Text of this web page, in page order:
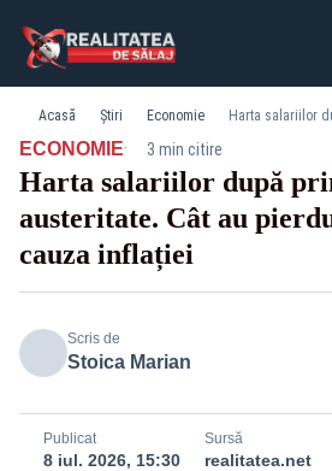
Acasă Știri Economie
ECONOMIE· 3 min citire
Harta salariilor după
austeritate. Cât au
cauza inflației
Scris de
Stoica Marian
Publicat
8 iul. 2026, 15:30
Sursă
realitatea.net